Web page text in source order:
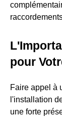
pour
Faire appel à
l'installation
une forte